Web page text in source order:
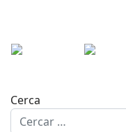
Cerca